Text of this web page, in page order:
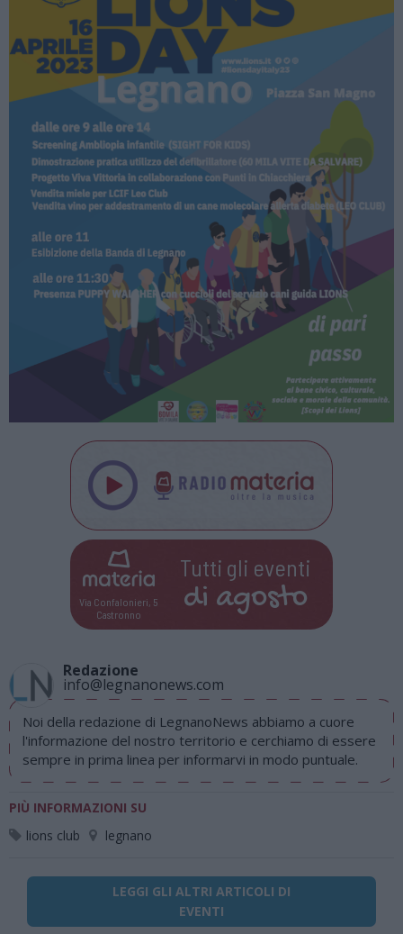
Via Confalonieri, 5
Castronno
Tutti gli eventi
di agosto
Redazione
info@legnanonews.com
Noi della redazione di LegnanoNews abbiamo a cuore
l'informazione del nostro territorio e cerchiamo di essere
sempre in prima linea per informarvi in modo puntuale.
PIÙ INFORMAZIONI SU
lions club
legnano
LEGGI GLI ALTRI ARTICOLI DI
EVENTI